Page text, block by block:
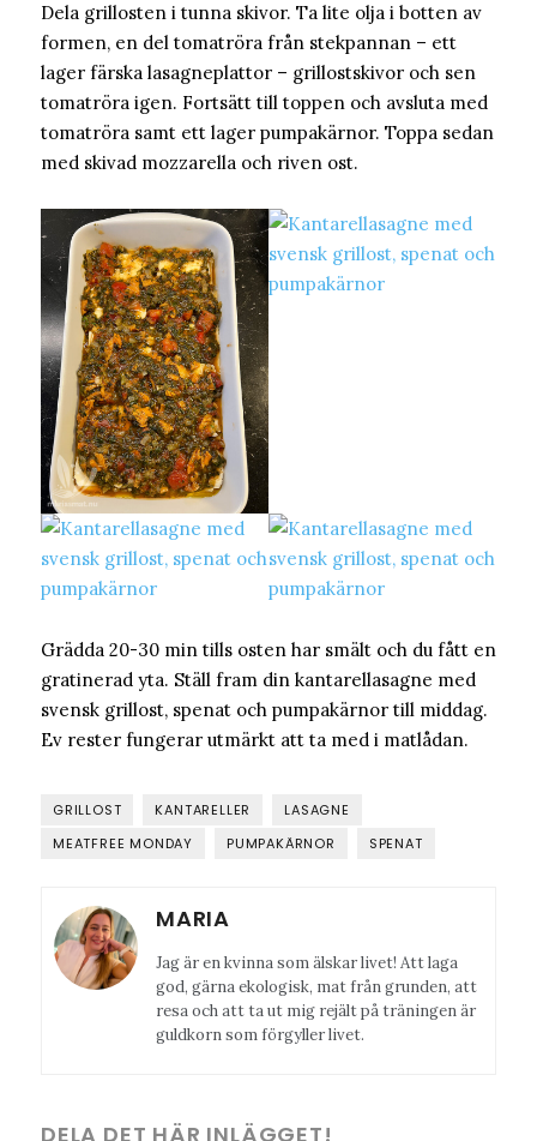
Dela grillosten i tunna skivor. Ta lite olja i botten av
formen, en del tomatröra från stekpannan – ett
lager färska lasagneplattor – grillostskivor och sen
tomatröra igen. Fortsätt till toppen och avsluta med
tomatröra samt ett lager pumpakärnor. Toppa sedan
med skivad mozzarella och riven ost.
Grädda 20-30 min tills osten har smält och du fått en
gratinerad yta. Ställ fram din kantarellasagne med
svensk grillost, spenat och pumpakärnor till middag.
Ev rester fungerar utmärkt att ta med i matlådan.
GRILLOST KANTARELLER
LASAGNE
MEATFREE MONDAY
PUMPAKÄRNOR SPENAT
MARIA
Jag är en kvinna som älskar livet! Att laga
god, gärna ekologisk, mat från grunden, att
resa och att ta ut mig rejält på träningen är
guldkorn som förgyller livet.
DELA DET HÄR INLÄGGET!